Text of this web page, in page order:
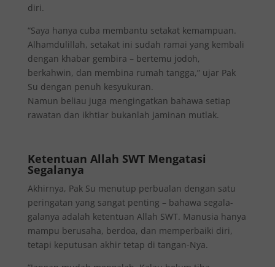
diri.
“Saya hanya cuba membantu setakat kemampuan.
Alhamdulillah, setakat ini sudah ramai yang kembali
dengan khabar gembira – bertemu jodoh,
berkahwin, dan membina rumah tangga,” ujar Pak
Su dengan penuh kesyukuran.
Namun beliau juga mengingatkan bahawa setiap
rawatan dan ikhtiar bukanlah jaminan mutlak.
Ketentuan Allah SWT Mengatasi
Segalanya
Akhirnya, Pak Su menutup perbualan dengan satu
peringatan yang sangat penting – bahawa segala-
galanya adalah ketentuan Allah SWT. Manusia hanya
mampu berusaha, berdoa, dan memperbaiki diri,
tetapi keputusan akhir tetap di tangan-Nya.